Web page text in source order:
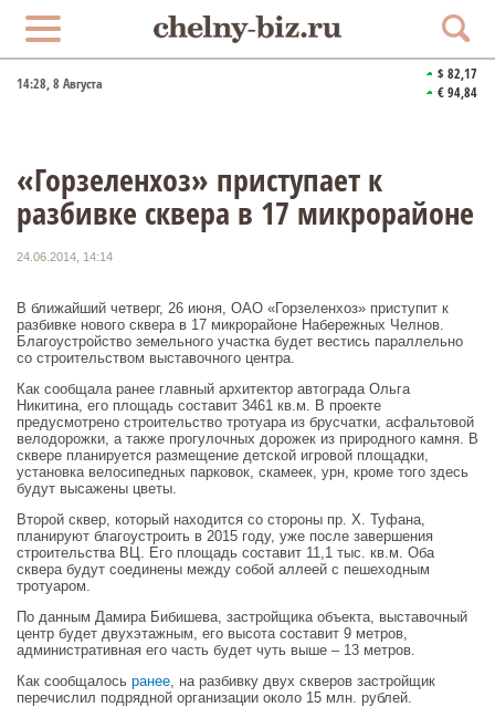
14:28, 8 Августа
$ 82,17
€ 94,84
«Горзеленхоз» приступает к
разбивке сквера в 17 микрорайоне
24.06.2014, 14:14
В ближайший четверг, 26 июня, ОАО «Горзеленхоз» приступит к
разбивке нового сквера в 17 микрорайоне Набережных Челнов.
Благоустройство земельного участка будет вестись параллельно
со строительством выставочного центра.
Как сообщала ранее главный архитектор автограда Ольга
Никитина, его площадь составит 3461 кв.м. В проекте
предусмотрено строительство тротуара из брусчатки, асфальтовой
велодорожки, а также прогулочных дорожек из природного камня. В
сквере планируется размещение детской игровой площадки,
установка велосипедных парковок, скамеек, урн, кроме того здесь
будут высажены цветы.
Второй сквер, который находится со стороны пр. Х. Туфана,
планируют благоустроить в 2015 году, уже после завершения
строительства ВЦ. Его площадь составит 11,1 тыс. кв.м. Оба
сквера будут соединены между собой аллеей с пешеходным
тротуаром.
По данным Дамира Бибишева, застройщика объекта, выставочный
центр будет двухэтажным, его высота составит 9 метров,
административная его часть будет чуть выше – 13 метров.
Как сообщалось ранее , на разбивку двух скверов застройщик
перечислил подрядной организации около 15 млн. рублей.